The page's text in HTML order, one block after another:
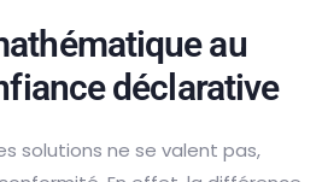
au
déclarative
solutions ne se valent pas,